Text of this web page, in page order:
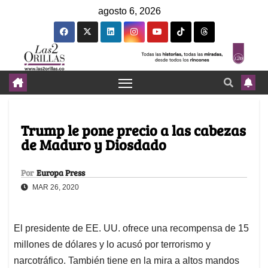
agosto 6, 2026
Trump le pone precio a las cabezas
de Maduro y Diosdado
Por Europa Press
MAR 26, 2020
El presidente de EE. UU. ofrece una recompensa de 15
millones de dólares y lo acusó por terrorismo y
narcotráfico. También tiene en la mira a altos mandos